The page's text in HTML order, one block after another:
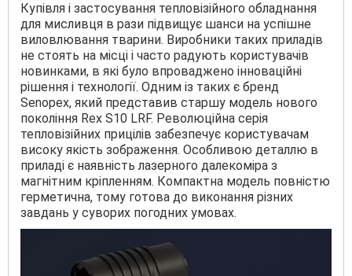
Купівля і застосування тепловізійного обладнання
для мисливця в рази підвищує шанси на успішне
виловлювання тварини. Виробники таких приладів
не стоять на місці і часто радують користувачів
новинками, в які було впроваджено інноваційні
рішення і технології. Одним із таких є бренд
Senopex, який представив старшу модель нового
покоління Rex S10 LRF. Революційна серія
тепловізійних прицілів забезпечує користувачам
високу якість зображення. Особливою деталлю в
приладі є наявність лазерного далекоміра з
магнітним кріпленням. Компактна модель повністю
герметична, тому готова до виконання різних
завдань у суворих погодних умовах.